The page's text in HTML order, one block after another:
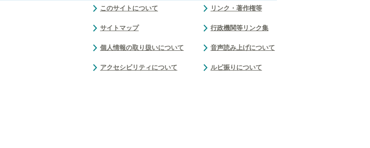
このサイトについて
サイトマップ
個人情報の取り扱いについて
アクセシビリティについて
リンク・著作権等
行政機関等リンク集
音声読み上げについて
ルビ振りについて